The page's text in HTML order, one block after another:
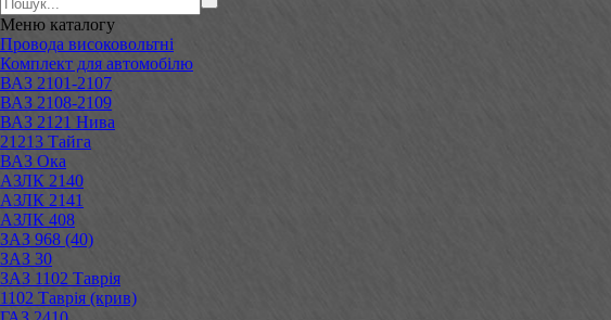
Меню каталогу
Провода високовольтні
Комплект для автомобілю
ВАЗ 2101-2107
ВАЗ 2108-2109
ВАЗ 2121 Нива
21213 Тайга
ВАЗ Ока
АЗЛК 2140
АЗЛК 2141
АЗЛК 408
ЗАЗ 968 (40)
ЗАЗ 30
ЗАЗ 1102 Таврія
1102 Таврія (крив)